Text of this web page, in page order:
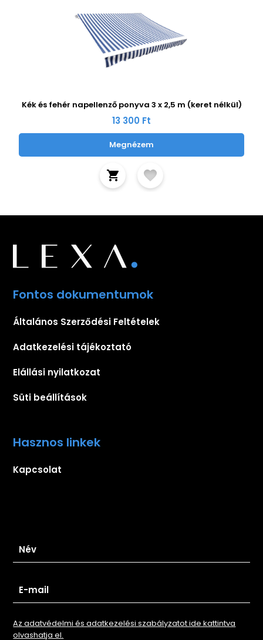
Kék és fehér napellenző ponyva 3 x 2,5 m (keret nélkül)
13 300 Ft
Megnézem
Fontos dokumentumok
Általános Szerződési Feltételek
Adatkezelési tájékoztató
Elállási nyilatkozat
Süti beállítások
Hasznos linkek
Kapcsolat
Az adatvédelmi és adatkezelési szabályzatot ide kattintva
olvashatja el.